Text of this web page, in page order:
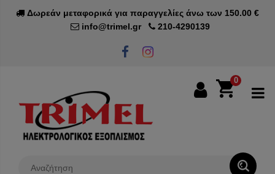
Δωρεάν μεταφορικά για παραγγελίες άνω των 150.00 €
info@trimel.gr
210-4290139
0